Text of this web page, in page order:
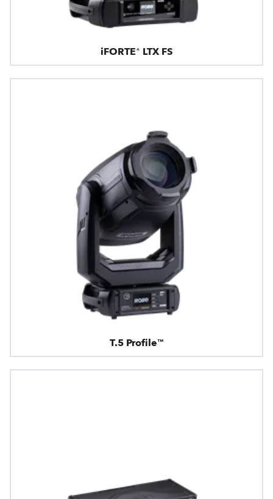
iFORTE® LTX FS
T.5 Profile™